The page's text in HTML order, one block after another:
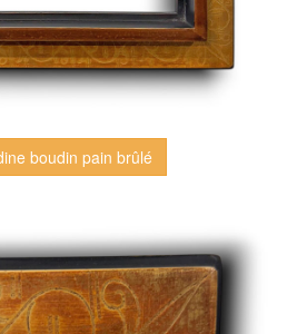
boudin pain brûlé